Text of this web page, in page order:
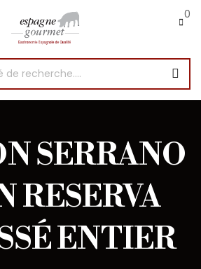
0
SERRANO
RESERVA
ENTIER